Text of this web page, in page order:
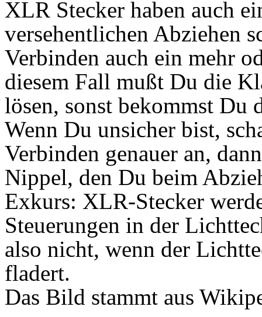
XLR Stecker haben auch
versehentlichen Abziehen
Verbinden auch ein mehr
diesem Fall mußt Du die
lösen, sonst bekommst Du
Wenn Du unsicher bist,
Verbinden genauer an,
Nippel, den Du beim
Exkurs: XLR-Stecker
Steuerungen in der
also nicht, wenn der
fladert.
Das Bild stammt aus